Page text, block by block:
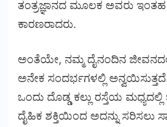
ತಂತ್ರಜ್ಞಾನದ ಮೂಲಕ ಅವರು
ಕಾರಣರಾದರು.
ಅಂತೆಯೇ, ನಮ್ಮ ದೈನಂದಿನ
ಅನೇಕ ಸಂದರ್ಭಗಳಲ್ಲಿ
ಒಂದು ದೊಡ್ಡ ಕಲ್ಲು ರಸ್ತೆಯ ಮಧ್ಯದಲ್ಲಿ
ದೈಹಿಕ ಶಕ್ತಿಯಿಂದ ಅದನ್ನು ಸರಿಸಲು